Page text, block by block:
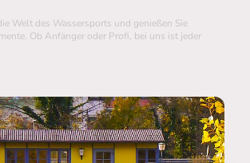
Welt des Wassersports und genießen Sie
Ob Anfänger oder Profi, bei uns ist jeder